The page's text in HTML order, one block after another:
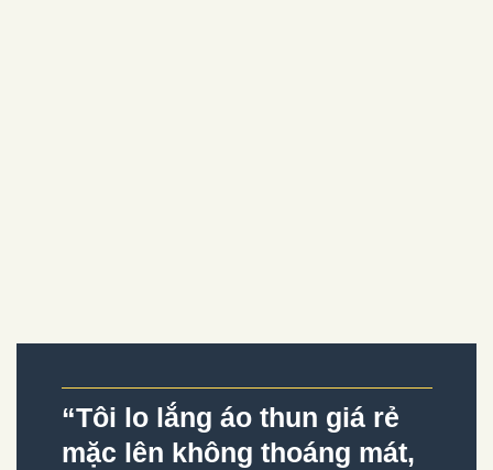
“Tôi lo lắng áo thun giá rẻ
mặc lên không thoáng mát,